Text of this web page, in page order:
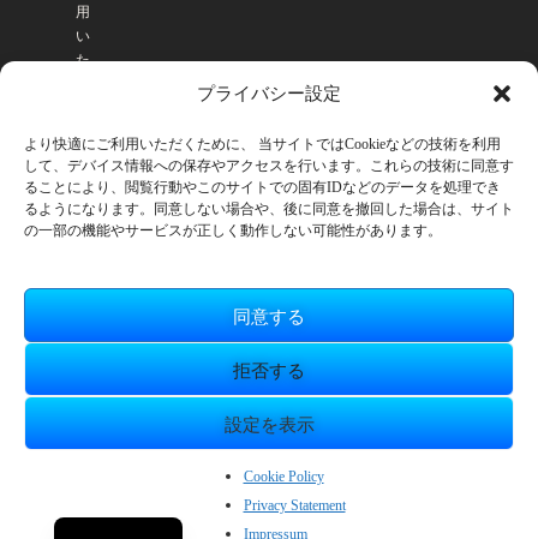
プライバシー設定
より快適にご利用いただくために、 当サイトではCookieなどの技術を利用
して、デバイス情報への保存やアクセスを行います。これらの技術に同意す
ることにより、閲覧行動やこのサイトでの固有IDなどのデータを処理でき
るようになります。同意しない場合や、後に同意を撤回した場合は、サイト
の一部の機能やサービスが正しく動作しない可能性があります。
同意する
拒否する
設定を表示
Cookie Policy
Privacy Statement
Impressum
用
い
た
す
。